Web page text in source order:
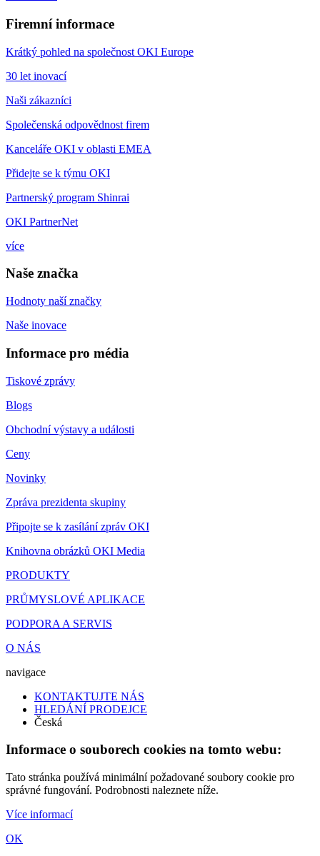
Firemní informace
Krátký pohled na společnost OKI Europe
30 let inovací
Naši zákazníci
Společenská odpovědnost firem
Kanceláře OKI v oblasti EMEA
Přidejte se k týmu OKI
Partnerský program Shinrai
OKI PartnerNet
více
Naše značka
Hodnoty naší značky
Naše inovace
Informace pro média
Tiskové zprávy
Blogs
Obchodní výstavy a události
Ceny
Novinky
Zpráva prezidenta skupiny
Připojte se k zasílání zpráv OKI
Knihovna obrázků OKI Media
PRODUKTY
PRŮMYSLOVÉ APLIKACE
PODPORA A SERVIS
O NÁS
navigace
KONTAKTUJTE NÁS
HLEDÁNÍ PRODEJCE
Česká
Informace o souborech cookies na tomto webu:
Tato stránka používá minimální požadované soubory cookie pro
správné fungování. Podrobnosti naleznete níže.
Více informací
OK